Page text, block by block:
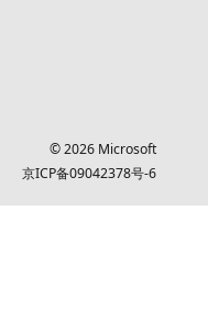
© 2026 Microsoft
京ICP备09042378号-6